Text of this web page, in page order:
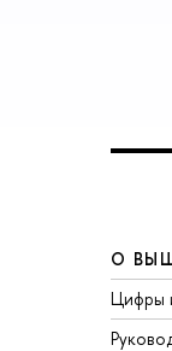
О
Цифры